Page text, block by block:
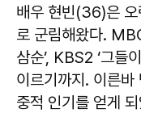
배우 현빈(36)은 오
로 군림해왔다.
삼순’, KBS2 ‘그들
이르기까지. 이른바
중적 인기를 얻게